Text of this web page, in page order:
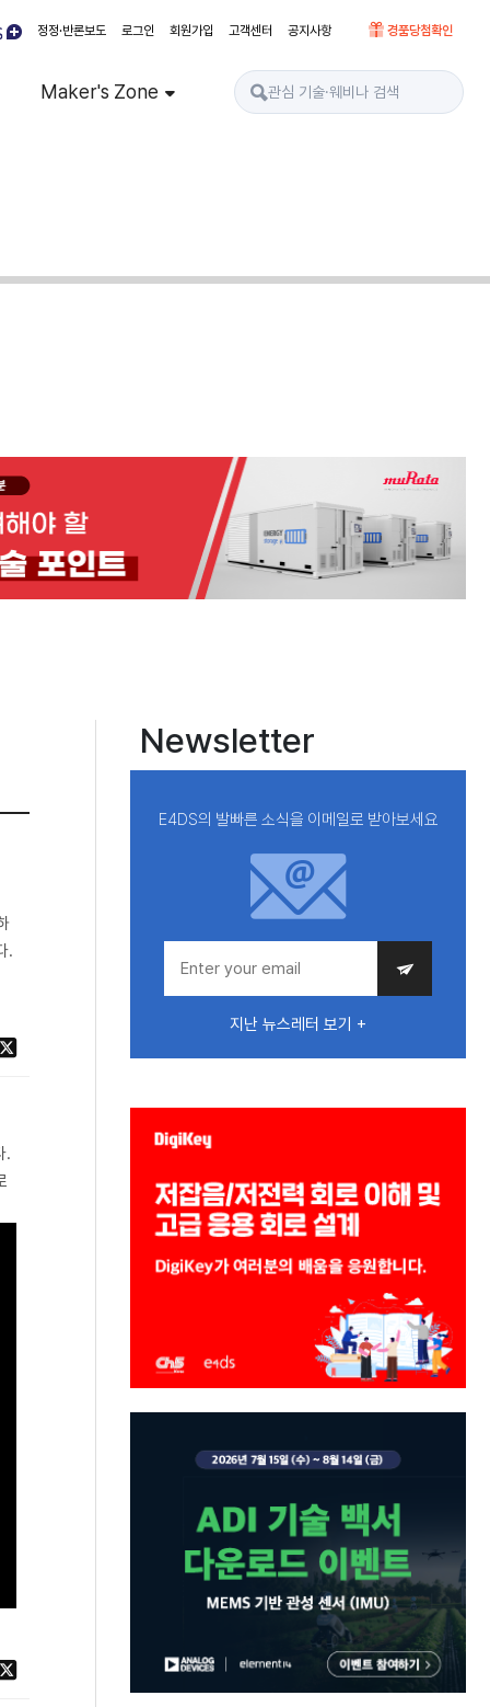
정정·반론보도 로그인 회원가입 고객센터 공지사항 경품당첨확인
Maker's Zone
.
.
Newsletter
E4DS의 발빠른 소식을 이메일로 받아보세요
지난 뉴스레터 보기 +